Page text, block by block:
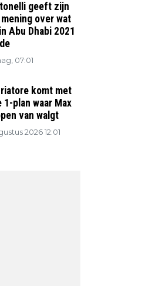
geeft zijn
over wat
Abu Dhabi 2021
07:01
komt met
1-plan waar Max
van walgt
2026 12:01